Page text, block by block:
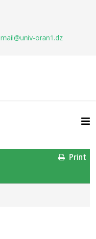
mail@univ-oran1.dz
Print